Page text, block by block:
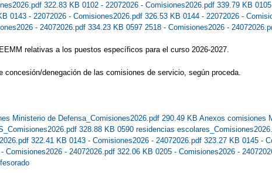
322.83 KB 0102 - 22072026 - Comisiones2026.pdf 339.79 KB
0143 - 22072026 - Comisiones2026.pdf 326.53 KB 0144 - 22072026 -
- 24072026.pdf 334.23 KB 0597 2518 - Comisiones2026 -
relativas a los puestos específicos para el curso 2026-2027.
denegación de las comisiones de servicio, según proceda.
Ministerio de Defensa_Comisiones2026.pdf 290.49 KB Anexos comisiones
328.88 KB 0590 residencias
322.41 KB 0143 - Comisiones2026 - 24072026.pdf 323.27 KB 0145 -
Comisiones2026 - 24072026.pdf 322.06 KB 0205 - Comisiones2026 -